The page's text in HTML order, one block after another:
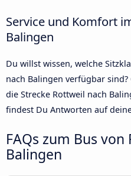
Service und Komfort
Balingen
Du willst wissen, welche
nach Balingen verfügbar
die Strecke Rottweil nach
findest Du Antworten auf
FAQs zum Bus
Balingen